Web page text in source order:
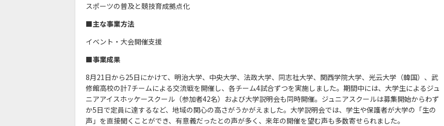
スポーツの普及と競技育成拠点化
■主な事業方法
イベント・大会開催支援
■事業成果
8月21日から25日にかけて、明治大学、中央大学、法政大学、同志社大学、関西学院大学、光云大学（韓国）、武
修館高校の計7チームによる交流戦を開催し、各チーム4試合ずつを実施しました。期間中には、大学生によるジュ
ニアアイスホッケースクール（参加者42名）および大学説明会も同時開催。ジュニアスクールは募集開始からわず
か5日で定員に達するなど、地域の関心の高さがうかがえました。大学説明会では、学生や保護者が大学の「生の
声」を直接聞くことができ、有意義だったとの声が多く、来年の開催を望む声も多数寄せられました。